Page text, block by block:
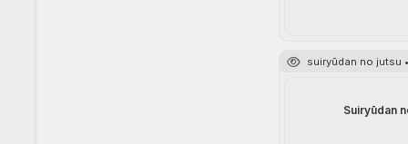
suiryūdan no jutsu
Suiryūdan